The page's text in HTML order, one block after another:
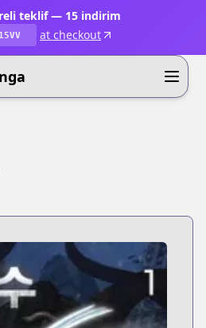
teklif — 15 indirim
at checkout